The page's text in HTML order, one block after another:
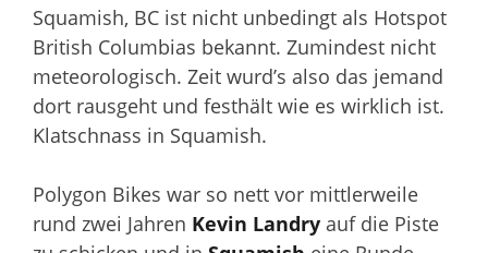
Squamish, BC ist nicht unbedingt als Hotspot
British Columbias bekannt. Zumindest nicht
meteorologisch. Zeit wurd’s also das jemand
dort rausgeht und festhält wie es wirklich ist.
Klatschnass in Squamish.
Polygon Bikes war so nett vor mittlerweile
rund zwei Jahren Kevin Landry auf die Piste